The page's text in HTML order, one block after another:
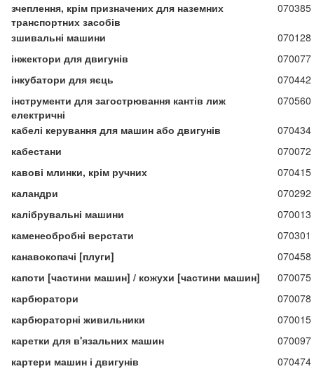
зчеплення, крім призначених для наземних
транспортних засобів
070385
зшивальні машини
070128
інжектори для двигунів
070077
інкубатори для яєць
070442
інструменти для загострювання кантів лиж
електричні
070560
кабелі керування для машин або двигунів
070434
кабестани
070072
кавові млинки, крім ручних
070415
каландри
070292
калібрувальні машини
070013
каменеобробні верстати
070301
канавокопачі [плуги]
070458
капоти [частини машин] / кожухи [частини машин]
070075
карбюратори
070078
карбюраторні живильники
070015
каретки для в'язальних машин
070097
картери машин і двигунів
070474